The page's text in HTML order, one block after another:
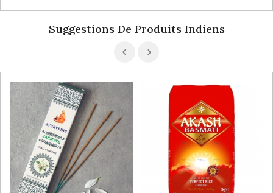
Suggestions De Produits Indiens